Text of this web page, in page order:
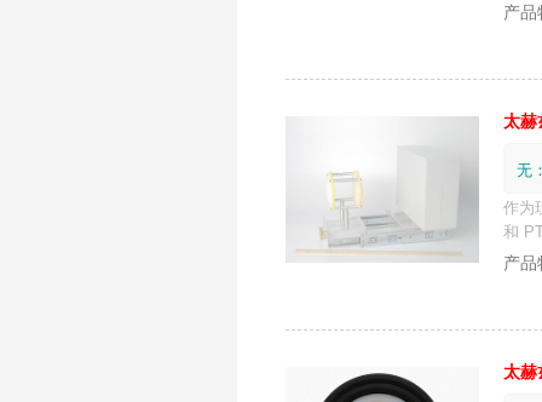
产品
太赫
无
作为
和
产品
太赫